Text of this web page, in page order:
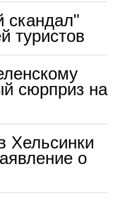
скандал"
туристов
сюрприз на
Хельсинки
о